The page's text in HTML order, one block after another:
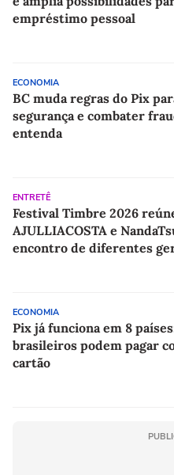
empréstimo pessoal
ECONOMIA
BC muda regras do Pix
segurança e combater
entenda
ENTRETÊ
Festival Timbre 2026 reúne
AJULLIACOSTA e
encontro de diferentes
ECONOMIA
Pix já funciona em 8
brasileiros podem pagar
cartão